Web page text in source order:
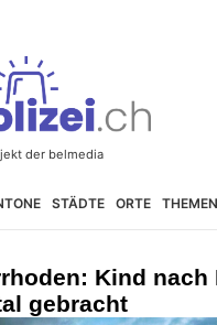
STÄDTE ORTE THEMEN
Kind nach
gebracht